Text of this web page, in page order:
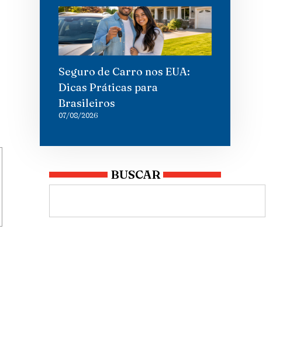
Seguro de Carro nos EUA:
Dicas Práticas para
Brasileiros
07/08/2026
BUSCAR